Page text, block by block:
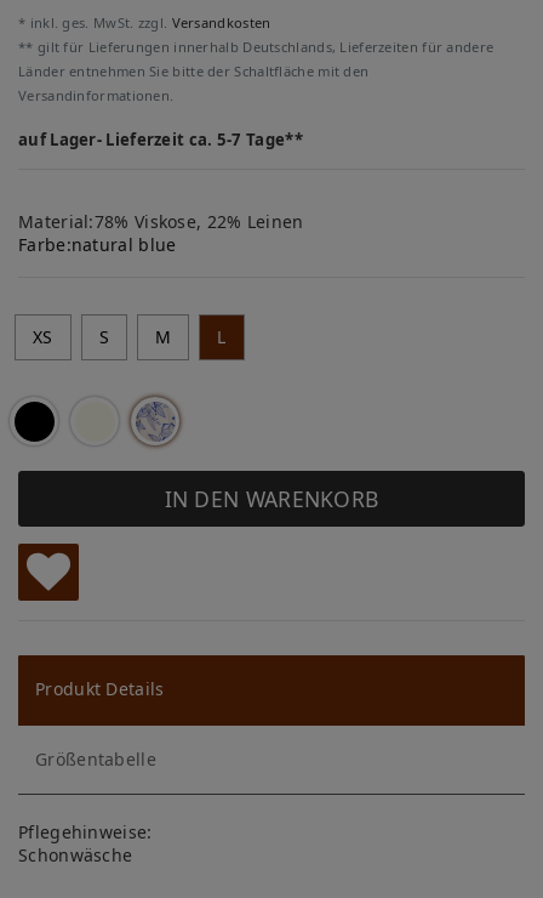
* inkl. ges. MwSt. zzgl. Versandkosten
** gilt für Lieferungen innerhalb Deutschlands, Lieferzeiten für andere
Länder entnehmen Sie bitte der Schaltfläche mit den
Versandinformationen.
auf Lager- Lieferzeit ca. 5-7 Tage**
Material:78% Viskose, 22% Leinen
Farbe:natural blue
XS S M L
IN DEN WARENKORB
W
u
ns
ch
lis
te
Produkt Details
Größentabelle
Pflegehinweise:
Schonwäsche